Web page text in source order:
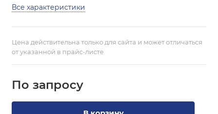
Все характеристики
Цена действительна только для сайта и может отличаться
от указанной в прайс-листе
По запросу